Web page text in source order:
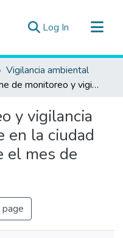
Log In (current)
Vigilancia ambiental
Informe de monitoreo y vigilancia de la calidad del aire en la ciudad de La Oroya durante el mes de marzo del 2013
y vigilancia
en la ciudad
el mes de